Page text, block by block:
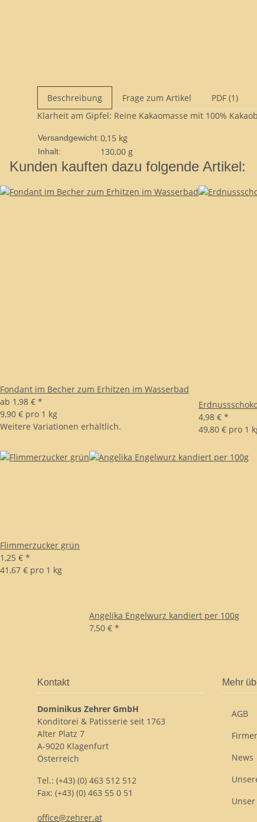
Beschreibung Frage zum Artikel
PDF (1)
Klarheit am Gipfel: Reine Kakaomasse mit 100%
Versandgewicht:0,15 kg
Inhalt: 130,00 g
Kunden kauften dazu folgende Artikel:
Fondant im Becher zum Erhitzen im Wasserbad
ab 1,98 € *
9,90 € pro 1 kg
Weitere Variationen erhältlich.
4,98 € *
49,80 € pro 1
Flimmerzucker grün
1,25 € *
41,67 € pro 1 kg
Angelika Engelwurz kandiert per 100g
7,50 € *
Kontakt
Dominikus Zehrer GmbH
Konditorei & Patisserie seit 1763
Alter Platz 7
A-9020 Klagenfurt
Österreich
Tel.: (+43) (0) 463 512 512
Fax: (+43) (0) 463 55 0 51
office@zehrer.at
Mehr
AGB
News